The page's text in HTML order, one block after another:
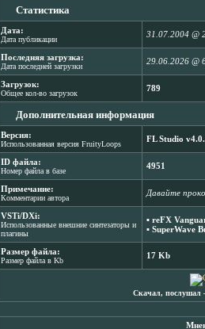
Статистика
Дата:
Дата публикации
31.07.2004 @
Последняя загрузка:
Дата последней загрузки
29.06.2026 @
Загрузок:
Общее кол-во загрузок
789
Дополнительная информация
Версия:
Использованная версия FruityLoops
FL Studio
ID файла:
Номер файла в базе
4951
Примечание:
Комментарии автора
Давайте
VSTi/DXi:
Использованные внешние синтезаторы и
плагины
▪ reFX
▪ SuperWave
Размер файла:
Размер файла в Kb
17 Kb
Скачал, послушал